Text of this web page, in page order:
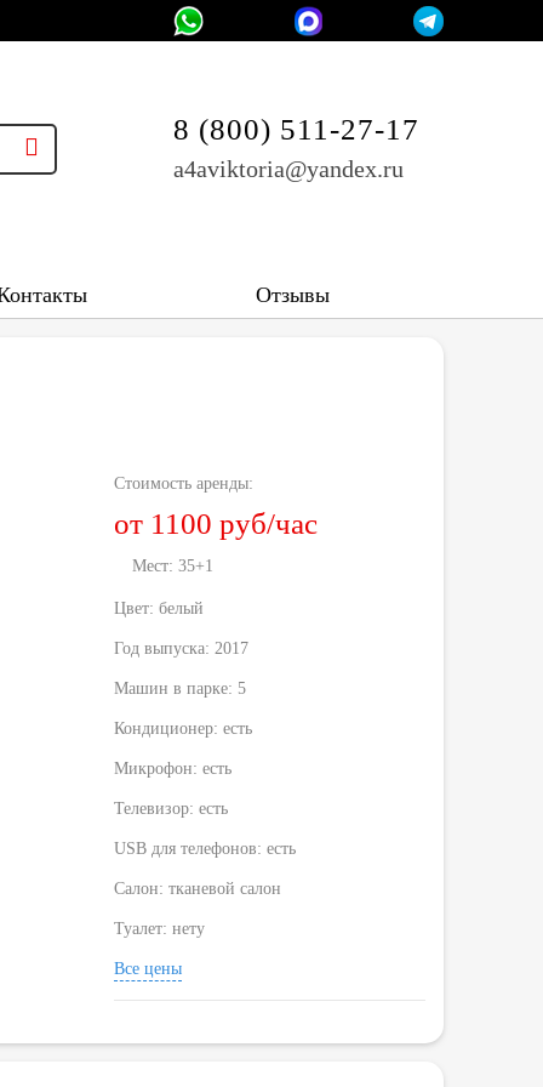
8 (800) 511-27-17
a4aviktoria@yandex.ru
Отзывы
Стоимость аренды:
от 1100 руб/час
Мест: 35+1
Цвет: белый
Год выпуска: 2017
Машин в парке: 5
Кондиционер: есть
Микрофон: есть
Телевизор: есть
USB для телефонов: есть
Салон: тканевой салон
Туалет: нету
Все цены